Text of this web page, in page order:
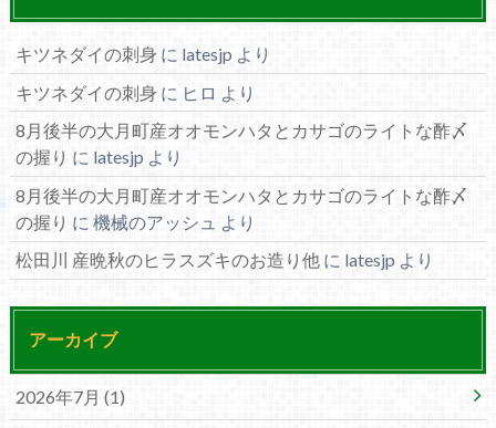
キツネダイの刺身 に latesjp より
キツネダイの刺身 に ヒロ より
8月後半の大月町産オオモンハタとカサゴのライトな酢〆
の握り に latesjpより
8月後半の大月町産オオモンハタとカサゴのライトな酢〆
の握り に 機械のアッシュ
より
松田川 産晩秋のヒラスズキのお造り他に latesjp より
アーカイブ
2026年7月 (1)